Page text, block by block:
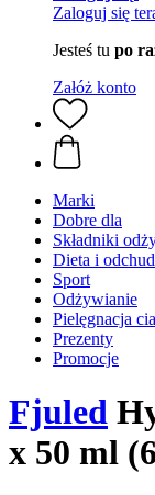
Zaloguj się
Jesteś tu po
Załóż konto
Marki
Dobre dla
Składniki
Dieta i
Sport
Odżywianie
Pielęgnacja
Prezenty
Promocje
Fjuled
x 50 ml